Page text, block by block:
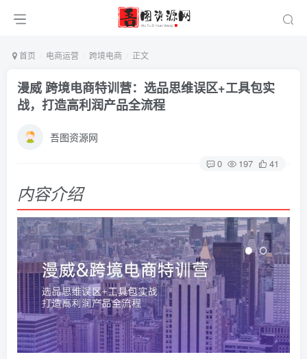
首页 电商运营 跨境电商 正文
漫威 跨境电商特训营：选品思维误区+工具包实
战，打造高利润产品全流程
吾图资源网
0 197 41
内容介绍